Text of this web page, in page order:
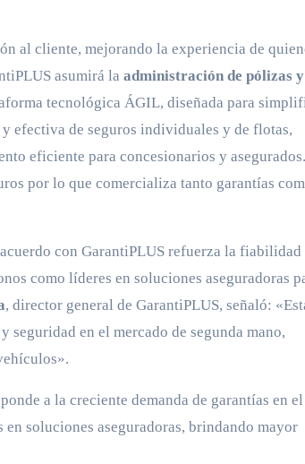
al cliente, mejorando la experiencia de
asumirá la administración de pólizas
tecnológica ÁGIL, diseñada para
efectiva de seguros individuales y de flotas,
eficiente para concesionarios y
por lo que comercializa tanto garantías
con GarantiPLUS refuerza la fiabilidad
como líderes en soluciones aseguradoras
, director general de GarantiPLUS, señaló:
en el mercado de segunda mano,
a la creciente demanda de garantías en el
en soluciones aseguradoras, brindando mayor